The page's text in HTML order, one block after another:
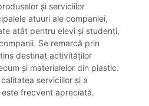
și serviciilor
atuuri ale companiei,
atât pentru elevi și studenți,
Se remarcă prin
destinat activităților
și materialelor din plastic.
serviciilor și a
frecvent apreciată.